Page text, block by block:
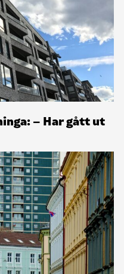
– Har gått ut